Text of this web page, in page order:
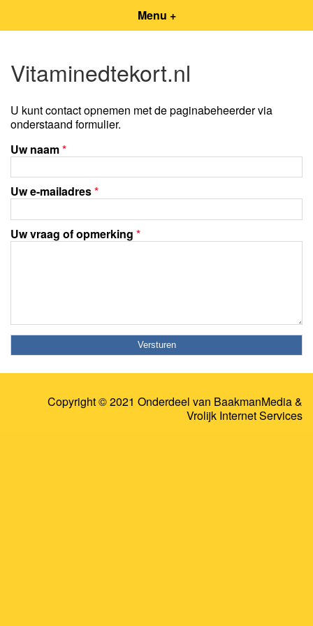
Menu +
Vitaminedtekort.nl
U kunt contact opnemen met de paginabeheerder via
onderstaand formulier.
Uw naam*
Uw e-mailadres*
Uw vraag of opmerking *
Copyright © 2021 Onderdeel van BaakmanMedia&
Vrolijk Internet Services